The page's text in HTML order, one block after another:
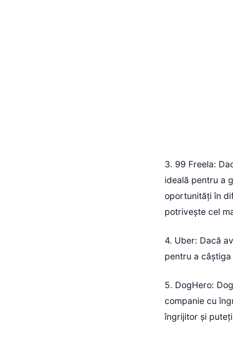
3. 99 Freela:
ideală pentru a
oportunități în
potrivește cel
4. Uber: Dacă
pentru a
5. DogHero:
companie cu
îngrijitor și